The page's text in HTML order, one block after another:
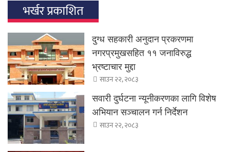
भर्खर प्रकाशित
दुग्ध सहकारी अनुदान प्रकरणमा
नगरप्रमुखसहित ११ जनाविरुद्ध
भ्रष्टाचार मुद्दा
साउन २२, २०८३
सवारी दुर्घटना न्यूनीकरणका लागि विशेष
अभियान सञ्चालन गर्न निर्देशन
साउन २२, २०८३